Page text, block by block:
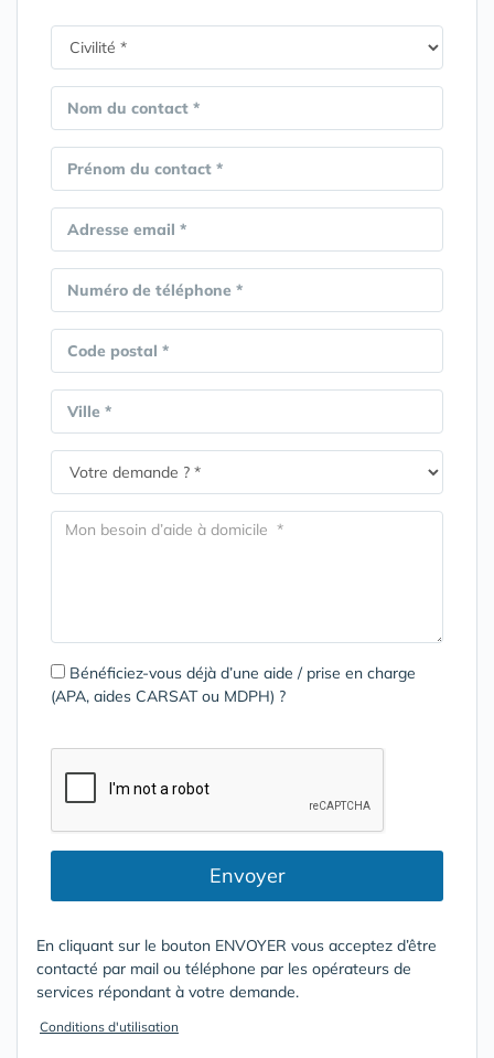
Nom du contact *
Prénom du contact *
Adresse email *
Numéro de téléphone *
Code postal *
Ville *
Bénéficiez-vous déjà d’une aide / prise en charge
(APA, aides CARSAT ou MDPH) ?
Envoyer
En cliquant sur le bouton ENVOYER vous acceptez d’être
contacté par mail ou téléphone par les opérateurs de
services répondant à votre demande.
Conditions d'utilisation